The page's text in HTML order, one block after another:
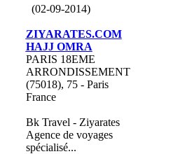
(02-09-2014)
ZIYARATES.COM
HAJJ OMRA
PARIS 18EME
ARRONDISSEMENT
(75018), 75 - Paris
France
Bk Travel - Ziyarates
Agence de voyages
spécialisé...